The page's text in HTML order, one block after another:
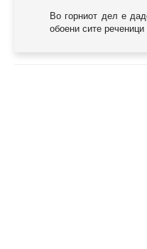
Во горниот дел е
обоени сите